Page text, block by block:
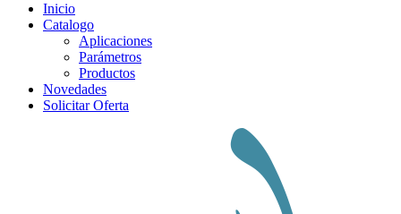
Inicio
Catalogo
Aplicaciones
Parámetros
Productos
Novedades
Solicitar Oferta